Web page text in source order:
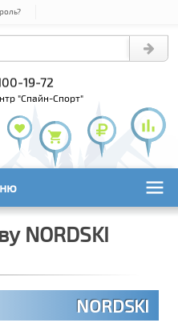
19-72
"Спайн-Спорт"
NORDSKI
NORDSKI